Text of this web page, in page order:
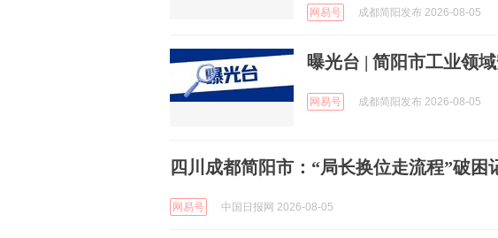
网易号 成都简阳发布 2026-08-05
曝光台 | 简阳市工业领
网易号 成都简阳发布 2026-08-05
四川成都简阳市：“局长换位走流程”破困
网易号 中国日报网 2026-08-05